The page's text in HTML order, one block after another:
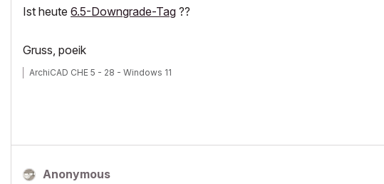
Ist heute 6.5-Downgrade-Tag ??
Gruss, poeik
ArchiCAD CHE 5 - 28 - Windows 11
Anonymous